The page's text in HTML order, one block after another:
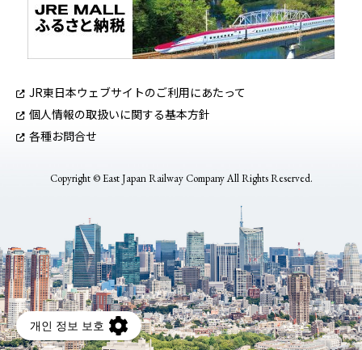
JR東日本ウェブサイトのご利用にあたって
個人情報の取扱いに関する基本方針
各種お問合せ
Copyright © East Japan Railway Company All Rights Reserved.